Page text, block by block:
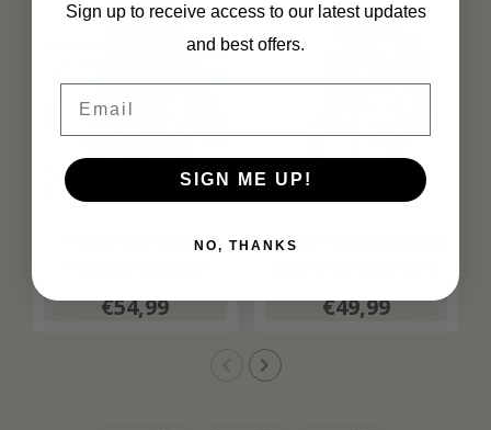
Travel Top V Neck
Print 202814 Espresso
€54,99
Travel Top Mouwloos
Multicolour
€49,99
Sign up to receive access to our latest updates
and best offers.
SIGN ME UP!
NO, THANKS